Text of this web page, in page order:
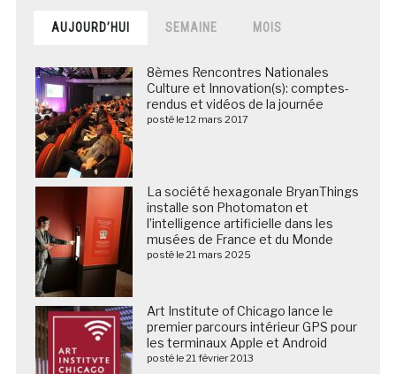
AUJOURD’HUI SEMAINE MOIS
8èmes Rencontres Nationales
Culture et Innovation(s): comptes-
rendus et vidéos de la journée
posté le 12 mars 2017
La société hexagonale BryanThings
installe son Photomaton et
l’intelligence artificielle dans les
musées de France et du Monde
posté le 21 mars 2025
Art Institute of Chicago lance le
premier parcours intérieur GPS pour
les terminaux Apple et Android
posté le 21 février 2013